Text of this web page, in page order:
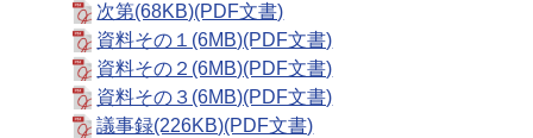
次第(68KB)(PDF文書)
資料その１(6MB)(PDF文書)
資料その２(6MB)(PDF文書)
資料その３(6MB)(PDF文書)
議事録(226KB)(PDF文書)